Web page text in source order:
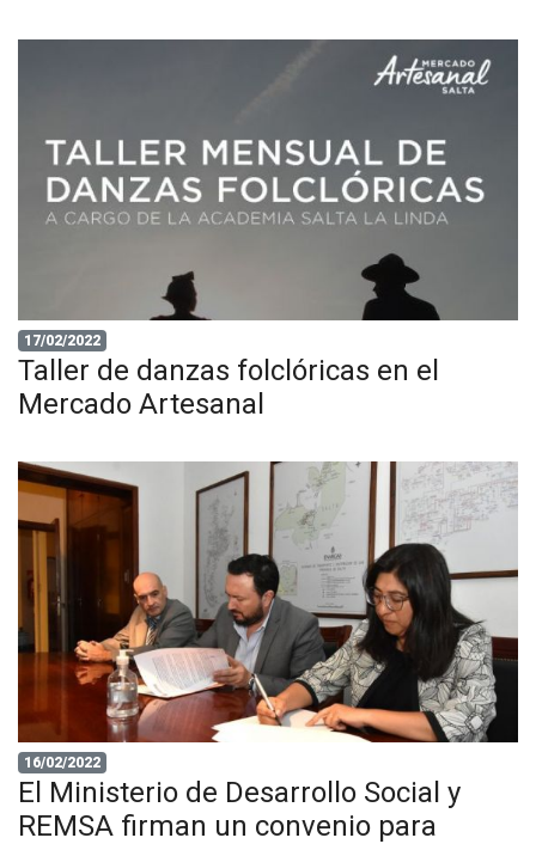
17/02/2022
Taller de danzas folclóricas en el
Mercado Artesanal
16/02/2022
El Ministerio de Desarrollo Social y
REMSA firman un convenio para